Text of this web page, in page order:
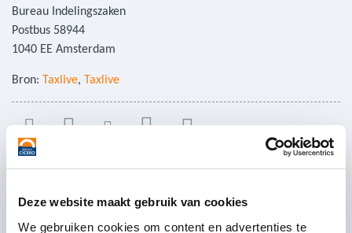
Deze website maakt gebruik van cookies
We gebruiken cookies om content en advertenties te
Bureau Indelingszaken
Postbus 58944
1040 EE Amsterdam
Bron: Taxlive, Taxlive
Plaats een bericht